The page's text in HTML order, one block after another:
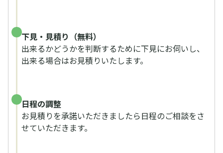
下見・見積り（無料）
出来るかどうかを判断するために下見にお伺いし、
出来る場合はお見積りいたします。
日程の調整
お見積りを承諾いただきましたら日程のご相談をさ
せていただきます。